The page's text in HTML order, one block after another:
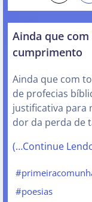
Ainda que
cumprimento
Ainda que com
de profecias
justificativa para
dor da perda de
(…Continue
#poesias